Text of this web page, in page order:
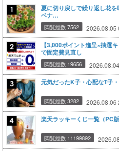
夏に切り戻しで繰り返し花
ベナ…
閲覧総数 7562 2026.08.05
【3,000ポイント進呈×抽選
で固定費見直し
閲覧総数 19656
元気だったK子・心配なT子
閲覧総数 3282 2026.08.06
楽天ラッキーくじ一覧（PC版
閲覧総数 11199892